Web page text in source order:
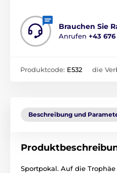
Brauchen Sie
Anrufen +43 676
Produktcode: E532 die
Beschreibung und
Sportpokal. Auf die